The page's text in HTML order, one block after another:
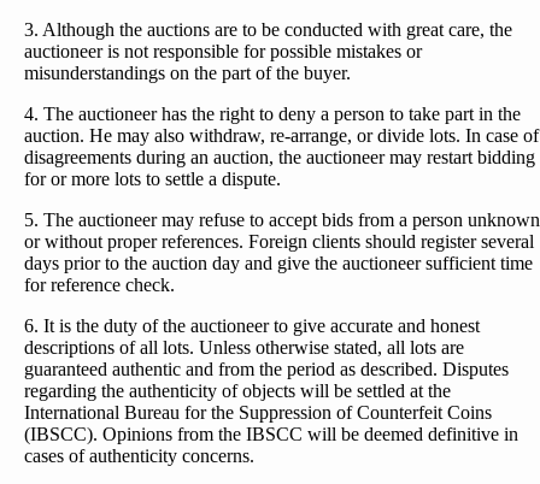
3. Although the auctions are to be conducted with great care, the
auctioneer is not responsible for possible mistakes or
misunderstandings on the part of the buyer.
4. The auctioneer has the right to deny a person to take part in the
auction. He may also withdraw, re-arrange, or divide lots. In case of
disagreements during an auction, the auctioneer may restart bidding
for or more lots to settle a dispute.
5. The auctioneer may refuse to accept bids from a person unknown
or without proper references. Foreign clients should register several
days prior to the auction day and give the auctioneer sufficient time
for reference check.
6. It is the duty of the auctioneer to give accurate and honest
descriptions of all lots. Unless otherwise stated, all lots are
guaranteed authentic and from the period as described. Disputes
regarding the authenticity of objects will be settled at the
International Bureau for the Suppression of Counterfeit Coins
(IBSCC). Opinions from the IBSCC will be deemed definitive in
cases of authenticity concerns.